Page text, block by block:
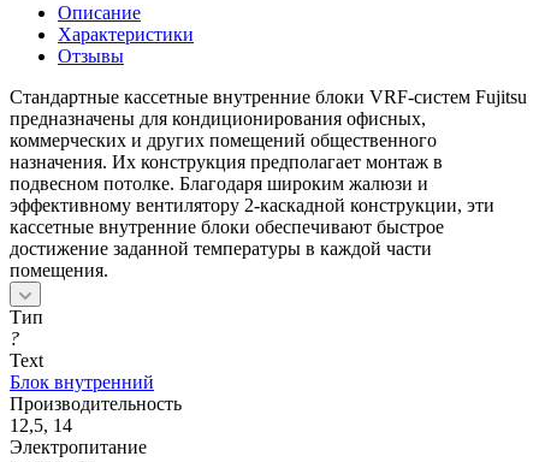
Описание
Характеристики
Отзывы
Стандартные кассетные внутренние блоки VRF-систем Fujitsu
предназначены для кондиционирования офисных,
коммерческих и других помещений общественного
назначения. Их конструкция предполагает монтаж в
подвесном потолке. Благодаря широким жалюзи и
эффективному вентилятору 2-каскадной конструкции, эти
кассетные внутренние блоки обеспечивают быстрое
достижение заданной температуры в каждой части
помещения.
Тип
?
Text
Блок внутренний
Производительность
12,5, 14
Электропитание